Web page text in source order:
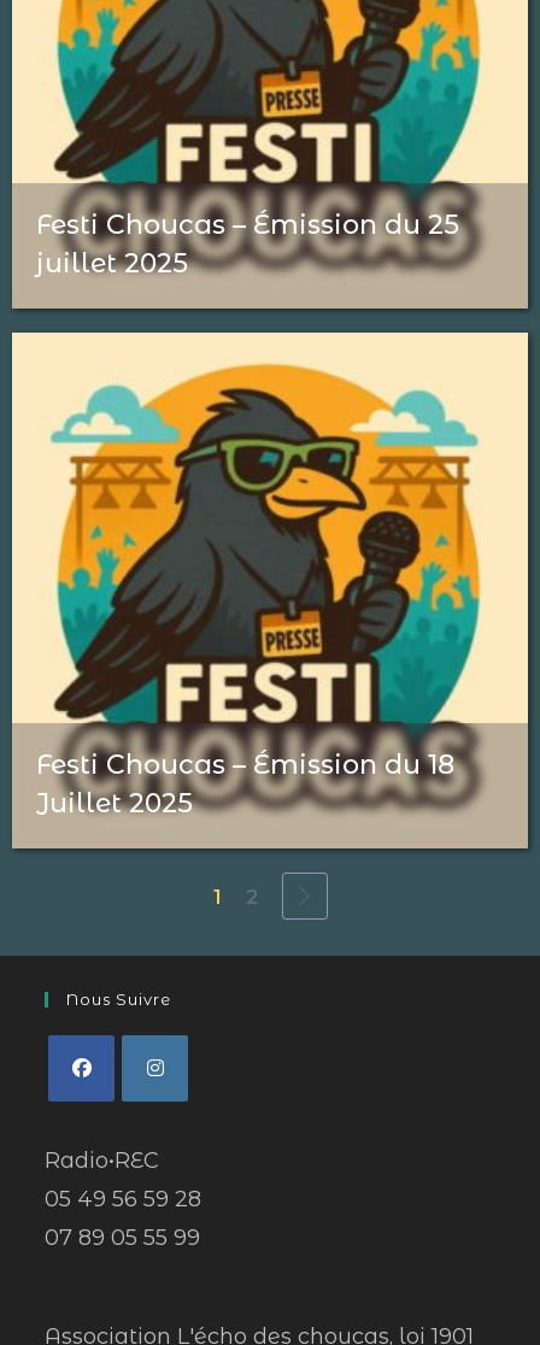
Festi Choucas – Émission du 25
juillet 2025
Festi Choucas – Émission du 18
Juillet 2025
1 2
Nous Suivre
Radio•REC
05 49 56 59 28
07 89 05 55 99
Association L'écho des choucas, loi 1901